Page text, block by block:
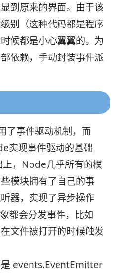
到原来的界面。由于该
别（这种代码都是程序
候都是小心翼翼的。为
依赖，手动封装事件派
了事件驱动机制，而
实现事件驱动的基础
，Node几乎所有的模
模块拥有了自己的事
器，实现了异步操作
都会分发事件，比如
文件被打开的时候触发
events.EventEmitter